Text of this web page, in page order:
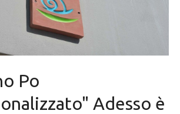
Po
Adesso è